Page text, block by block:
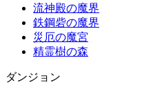
流神殿の魔界
鉄鋼砦の魔界
災厄の魔宮
精霊樹の森
ダンジョン